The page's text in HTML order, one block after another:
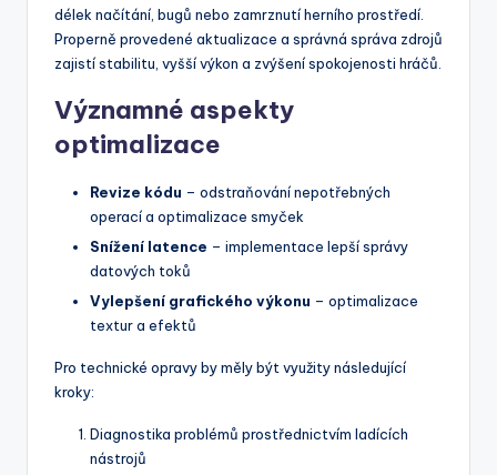
délek načítání, bugů nebo zamrznutí herního prostředí.
Properně provedené aktualizace a správná správa zdrojů
zajistí stabilitu, vyšší výkon a zvýšení spokojenosti hráčů.
Významné aspekty
optimalizace
Revize kódu – odstraňování nepotřebných
operací a optimalizace smyček
Snížení latence – implementace lepší správy
datových toků
Vylepšení grafického výkonu – optimalizace
textur a efektů
Pro technické opravy by měly být využity následující
kroky:
Diagnostika problémů prostřednictvím ladících
nástrojů